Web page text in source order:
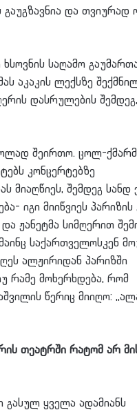
და თვი­უ­რად
ხსოვნის საღამო
აკაკის ლექსზე
დასრულების შემდეგ,
შეირთო. ცოლ-
კონცერტებზე
შემდეგ სანდ
იგი მიიწვიეს პარიზის
ჟანეტმა სიმღერით
საქართველოსკენ
ალჟირიდან პარიზში
რამე მოხერხდება, რომ
წერიც მიიღო:
თეატრში რატომ არ
გასულ ყველა ადამიანს